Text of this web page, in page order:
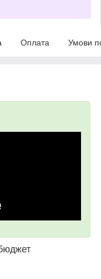
Оплата Умови